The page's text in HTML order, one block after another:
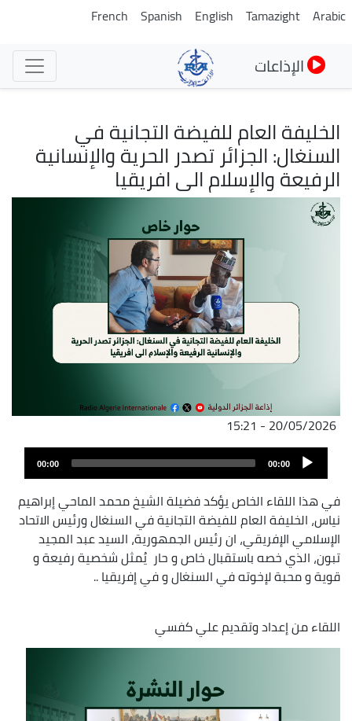
تجاوز
Arabic
Tamazight
English
Spanish
French
الإذاعات
الخليفة العام للفيضة التجانية في
السنغال: الجزائر تصدر الحرية والإنسانية
الرفيعة والإسلام الى افريقيا
الصورة
20/05/2026 - 15:21
ملف
الصوت
Audio
Player
00:00
00:00
في هذا اللقاء الخاص يؤكد فضيلة الشيخ محمد الماحي إبراهيم
نياس، الخليفة العام للفيضة التجانية في السنغال ورئيس الاتحاد
الإسلامي الإفريقي، ان رئيس الجمهورية، السيد عبد المجيد
تبون، الذي خصه باستقبال خاص و حار يُمثل شخصية رفيعة و
قوية و محبة لإخوته في السنغال و في إفريقيا ..
اللقاء من إعداد وتقديم علي كفسي